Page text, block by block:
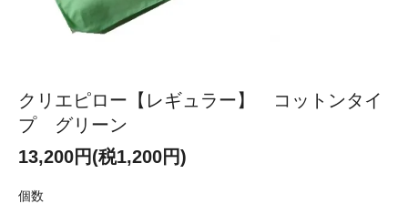
クリエピロー【レギュラー】 コットンタイ
プ グリーン
13,200円(税1,200円)
個数